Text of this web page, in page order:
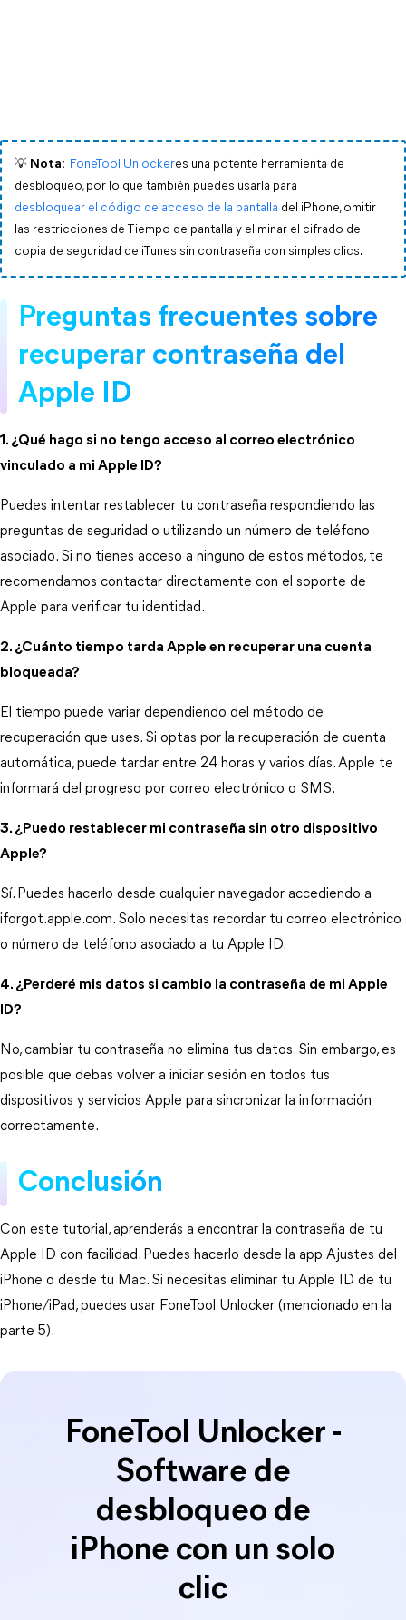
💡 Nota: FoneTool Unlockeres una potente herramienta de
desbloqueo, por lo que también puedes usarla para
desbloquear el código de acceso de la pantalla del iPhone, omitir
las restricciones de Tiempo de pantalla y eliminar el cifrado de
copia de seguridad de iTunes sin contraseña con simples clics.
Preguntas frecuentes sobre
recuperar contraseña del
Apple ID
1. ¿Qué hago si no tengo acceso al correo electrónico
vinculado a mi Apple ID?
Puedes intentar restablecer tu contraseña respondiendo las
preguntas de seguridad o utilizando un número de teléfono
asociado. Si no tienes acceso a ninguno de estos métodos, te
recomendamos contactar directamente con el soporte de
Apple para verificar tu identidad.
2. ¿Cuánto tiempo tarda Apple en recuperar una cuenta
bloqueada?
El tiempo puede variar dependiendo del método de
recuperación que uses. Si optas por la recuperación de cuenta
automática, puede tardar entre 24 horas y varios días. Apple te
informará del progreso por correo electrónico o SMS.
3. ¿Puedo restablecer mi contraseña sin otro dispositivo
Apple?
Sí. Puedes hacerlo desde cualquier navegador accediendo a
iforgot.apple.com. Solo necesitas recordar tu correo electrónico
o número de teléfono asociado a tu Apple ID.
4. ¿Perderé mis datos si cambio la contraseña de mi Apple
ID?
No, cambiar tu contraseña no elimina tus datos. Sin embargo, es
posible que debas volver a iniciar sesión en todos tus
dispositivos y servicios Apple para sincronizar la información
correctamente.
Conclusión
Con este tutorial, aprenderás a encontrar la contraseña de tu
Apple ID con facilidad. Puedes hacerlo desde la app Ajustes del
iPhone o desde tu Mac. Si necesitas eliminar tu Apple ID de tu
iPhone/iPad, puedes usar FoneTool Unlocker (mencionado en la
parte 5).
FoneTool Unlocker -
Software de
desbloqueo de
iPhone con un solo
clic